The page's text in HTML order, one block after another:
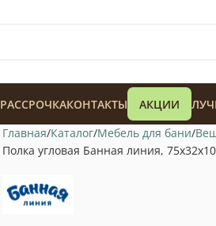
РАССРОЧКАКОНТАКТЫ АКЦИИ
Главная Каталог Мебель для бани
Полка угловая Банная линия,